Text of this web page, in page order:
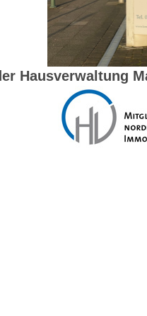
Hausverwaltung